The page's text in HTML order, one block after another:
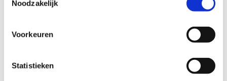
Noodzakelijk
Voorkeuren
Statistieken